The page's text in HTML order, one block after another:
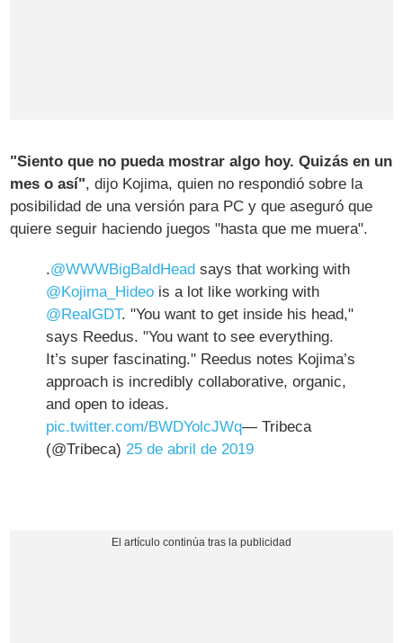
"Siento que no pueda mostrar algo hoy. Quizás en un
mes o así", dijo Kojima, quien no respondió sobre la
posibilidad de una versión para PC y que aseguró que
quiere seguir haciendo juegos "hasta que me muera".
.@WWWBigBaldHead says that working with
@Kojima_Hideo is a lot like working with
@RealGDT. "You want to get inside his head,"
says Reedus. "You want to see everything.
It’s super fascinating." Reedus notes Kojima’s
approach is incredibly collaborative, organic,
and open to ideas.
pic.twitter.com/BWDYolcJWq— Tribeca
(@Tribeca) 25 de abril de 2019